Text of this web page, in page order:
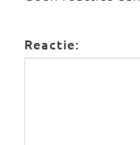
Reactie: